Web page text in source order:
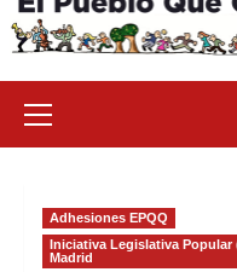
primario
Adhesiones EPQQ
Iniciativa Legislativa Popular
Madrid